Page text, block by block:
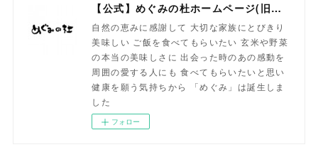
【公式】めぐみの杜ホームページ(旧自然食工房）
自然の恵みに感謝して 大切な家族にとびきり
美味しい ご飯を食べてもらいたい 玄米や野菜
の本当の美味しさに 出会った時のあの感動を
周囲の愛する人にも 食べてもらいたいと思い
健康を願う気持ちから 「めぐみ」は誕生しま
した
フォロー